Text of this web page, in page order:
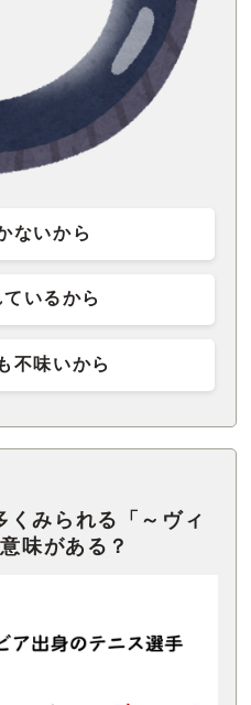
ないから
いるから
不味いから
くみられる「～ヴィ
味がある？